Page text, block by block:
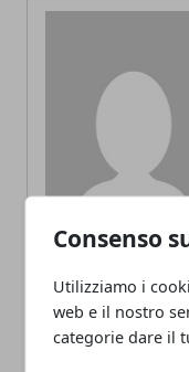
Consenso
Utilizziamo i
web e il nostro
categorie dare il
ARTICOLI CORRELATI